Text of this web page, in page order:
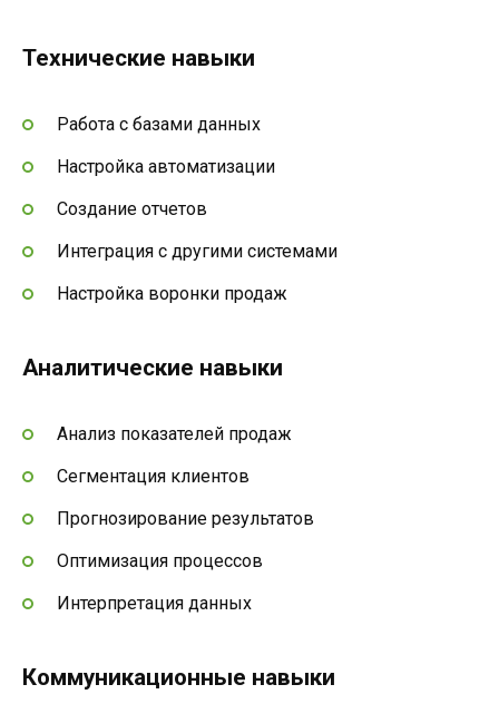
Технические навыки
Работа с базами данных
Настройка автоматизации
Создание отчетов
Интеграция с другими системами
Настройка воронки продаж
Аналитические навыки
Анализ показателей продаж
Сегментация клиентов
Прогнозирование результатов
Оптимизация процессов
Интерпретация данных
Коммуникационные навыки